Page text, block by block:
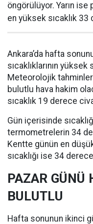
öngörülüyor. Yarın
en yüksek sıcaklık
Ankara’da hafta
sıcaklıklarının
Meteorolojik
bulutlu hava hakim
sıcaklık 19 derece
Gün içerisinde
termometrelerin 34
Kentte günün en
sıcaklığı ise 34
PAZAR GÜNÜ
BULUTLU
Hafta sonunun ikinci